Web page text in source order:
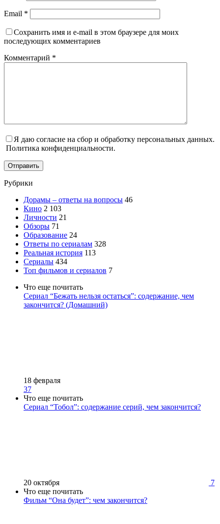
Email *
Сохранить имя и e-mail в этом браузере для моих
последующих комментариев
Комментарий *
Я даю согласие на сбор и обработку персональных данных.
Политика конфиденциальности.
Отправить
Рубрики
Дорамы – ответы на вопросы 46
Кино 2 103
Личности 21
Обзоры 71
Образование 24
Ответы по сериалам 328
Реальная история 113
Сериалы 434
Топ фильмов и сериалов 7
Что еще почитать
Сериал “Бежать нельзя остаться”: содержание, чем
закончится? (Домашний)
18 февраля
37
Что еще почитать
Сериал “Тобол”: содержание серий, чем закончится?
20 октября
7
Что еще почитать
Фильм “Она будет”: чем закончится?